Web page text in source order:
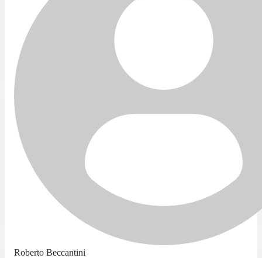
Roberto Beccantini